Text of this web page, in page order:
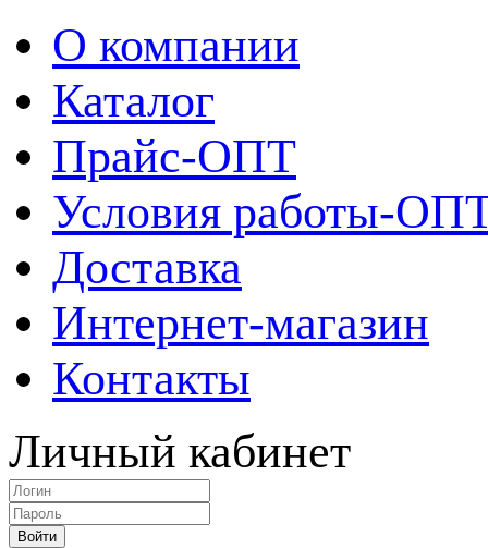
О компании
Каталог
Прайс-ОПТ
Условия работы-
Доставка
Интернет-магазин
Контакты
Личный кабинет